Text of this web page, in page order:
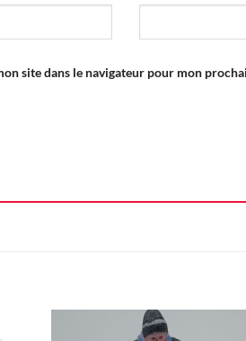
site dans le navigateur pour mon